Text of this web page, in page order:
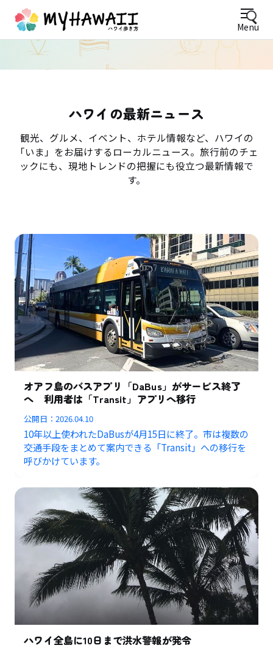
Menu
ハワイの最新ニュース
観光、グルメ、イベント、ホテル情報など、ハワイの
「いま」をお届けするローカルニュース。旅行前のチェ
ックにも、現地トレンドの把握にも役立つ最新情報で
す。
オアフ島のバスアプリ「DaBus」がサービス終了
へ 利用者は「Transit」アプリへ移行
公開日：2026.04.10
10年以上使われたDaBusが4月15日に終了。市は複数の
交通手段をまとめて案内できる「Transit」への移行を
呼びかけています。
ハワイ全島に10日まで洪水警報が発令